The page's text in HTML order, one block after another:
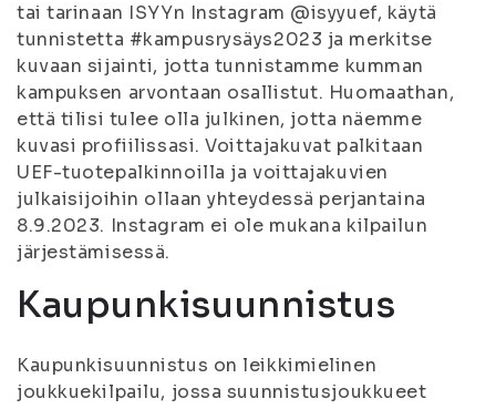
tai tarinaan ISYYn Instagram @isyyuef, käytä
tunnistetta #kampusrysäys2023 ja merkitse
kuvaan sijainti, jotta tunnistamme kumman
kampuksen arvontaan osallistut. Huomaathan,
että tilisi tulee olla julkinen, jotta näemme
kuvasi profiilissasi. Voittajakuvat palkitaan
UEF-tuotepalkinnoilla ja voittajakuvien
julkaisijoihin ollaan yhteydessä perjantaina
8.9.2023. Instagram ei ole mukana kilpailun
järjestämisessä.
Kaupunkisuunnistus
Kaupunkisuunnistus on leikkimielinen
joukkuekilpailu, jossa suunnistusjoukkueet